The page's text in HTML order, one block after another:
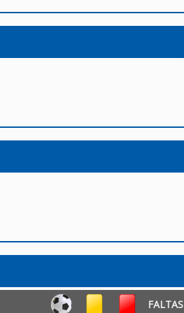
FALTAS